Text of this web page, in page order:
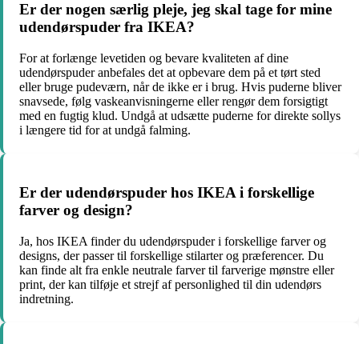
Er der nogen særlig pleje, jeg skal tage for mine
udendørspuder fra IKEA?
For at forlænge levetiden og bevare kvaliteten af dine
udendørspuder anbefales det at opbevare dem på et tørt sted
eller bruge pudeværn, når de ikke er i brug. Hvis puderne bliver
snavsede, følg vaskeanvisningerne eller rengør dem forsigtigt
med en fugtig klud. Undgå at udsætte puderne for direkte sollys
i længere tid for at undgå falming.
Er der udendørspuder hos IKEA i forskellige
farver og design?
Ja, hos IKEA finder du udendørspuder i forskellige farver og
designs, der passer til forskellige stilarter og præferencer. Du
kan finde alt fra enkle neutrale farver til farverige mønstre eller
print, der kan tilføje et strejf af personlighed til din udendørs
indretning.